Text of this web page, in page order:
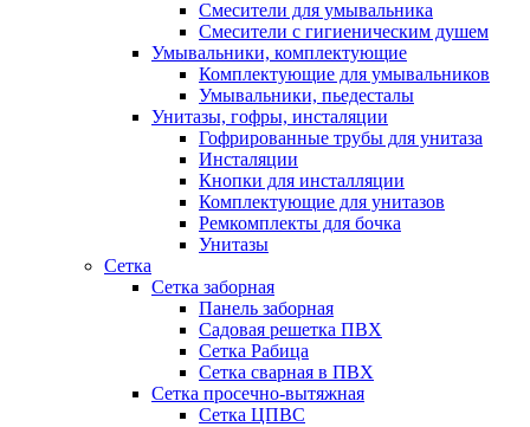
Смесители для умывальника
Смесители с гигиеническим душем
Умывальники, комплектующие
Комплектующие для умывальников
Умывальники, пьедесталы
Унитазы, гофры, инсталяции
Гофрированные трубы для унитаза
Инсталяции
Кнопки для инсталляции
Комплектующие для унитазов
Ремкомплекты для бочка
Унитазы
Сетка
Сетка заборная
Панель заборная
Садовая решетка ПВХ
Сетка Рабица
Сетка сварная в ПВХ
Сетка просечно-вытяжная
Сетка ЦПВС